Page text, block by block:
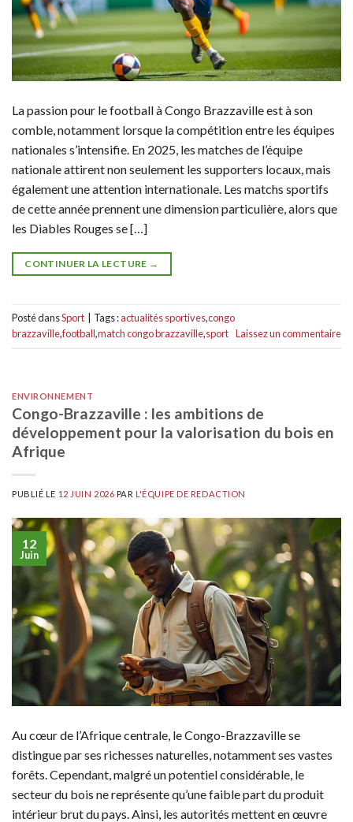
La passion pour le football à Congo Brazzaville est à son
comble, notamment lorsque la compétition entre les équipes
nationales s’intensifie. En 2025, les matches de l’équipe
nationale attirent non seulement les supporters locaux, mais
également une attention internationale. Les matchs sportifs
de cette année prennent une dimension particulière, alors que
les Diables Rouges se […]
CONTINUER LA LECTURE →
Posté dansSport Tags :actualités sportives,congo
brazzaville,football,match congo brazzaville,sport Laissez un commentaire
ENVIRONNEMENT
Congo-Brazzaville : les ambitions de
développement pour la valorisation du bois en
Afrique
PUBLIÉ LE 12 JUIN 2026 PARL'ÉQUIPE DE REDACTION
12
Juin
Au cœur de l’Afrique centrale, le Congo-Brazzaville se
distingue par ses richesses naturelles, notamment ses vastes
forêts. Cependant, malgré un potentiel considérable, le
secteur du bois ne représente qu’une faible part du produit
intérieur brut du pays. Ainsi, les autorités mettent en œuvre